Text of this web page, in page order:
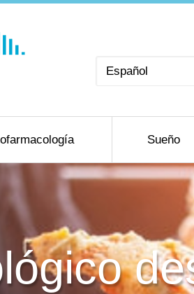
Elegir
Sueño